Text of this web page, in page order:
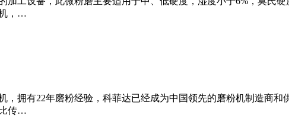
，…
，拥有22年磨粉经验，科菲达已经成为中国领先的磨粉机制造商
传…